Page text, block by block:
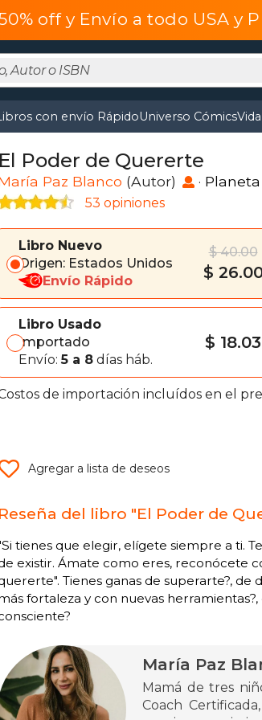
off y Envío a todo USA y
con envío RápidoUniverso Cómics
El Poder de Quererte
Paz Blanco (Autor) · Planeta
53 opiniones
Libro Nuevo
Origen: Estados Unidos
Envío Rápido
$ 40.00
$
Libro Usado
Importado
Envío:5 a 8 días háb.
$ 18.03
de importación incluídos en el
Agregar a lista de deseos
Reseña del libro "El Poder de
tienes que elegir, elígete siempre a ti.
existir. Ámate como eres, reconócete
Tienes ganas de superarte?,
fortaleza y con nuevas
María Paz
Mamá de tres
Coach